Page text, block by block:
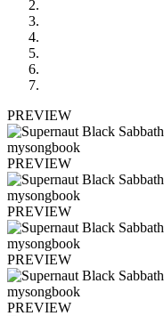
PREVIEW
PREVIEW
PREVIEW
PREVIEW
PREVIEW